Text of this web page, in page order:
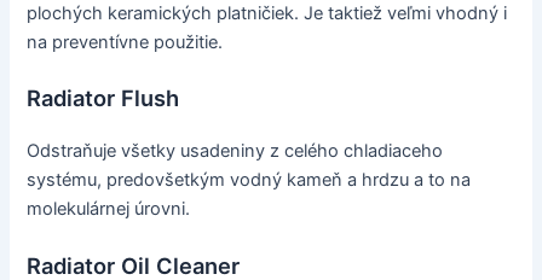
plochých keramických platničiek. Je taktiež veľmi vhodný i
na preventívne použitie.
Radiator Flush
Odstraňuje všetky usadeniny z celého chladiaceho
systému, predovšetkým vodný kameň a hrdzu a to na
molekulárnej úrovni.
Radiator Oil Cleaner